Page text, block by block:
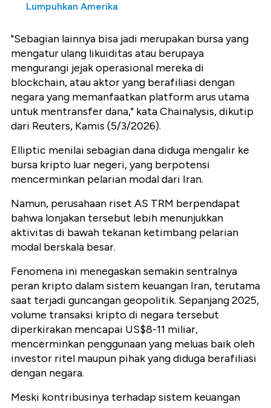
Lumpuhkan Amerika
"Sebagian lainnya bisa jadi merupakan bursa yang
mengatur ulang likuiditas atau berupaya
mengurangi jejak operasional mereka di
blockchain, atau aktor yang berafiliasi dengan
negara yang memanfaatkan platform arus utama
untuk mentransfer dana," kata Chainalysis, dikutip
dari Reuters, Kamis (5/3/2026).
Elliptic menilai sebagian dana diduga mengalir ke
bursa kripto luar negeri, yang berpotensi
mencerminkan pelarian modal dari Iran.
Namun, perusahaan riset AS TRM berpendapat
bahwa lonjakan tersebut lebih menunjukkan
aktivitas di bawah tekanan ketimbang pelarian
modal berskala besar.
Fenomena ini menegaskan semakin sentralnya
peran kripto dalam sistem keuangan Iran, terutama
saat terjadi guncangan geopolitik. Sepanjang 2025,
volume transaksi kripto di negara tersebut
diperkirakan mencapai US$8-11 miliar,
mencerminkan penggunaan yang meluas baik oleh
investor ritel maupun pihak yang diduga berafiliasi
dengan negara.
Meski kontribusinya terhadap sistem keuangan